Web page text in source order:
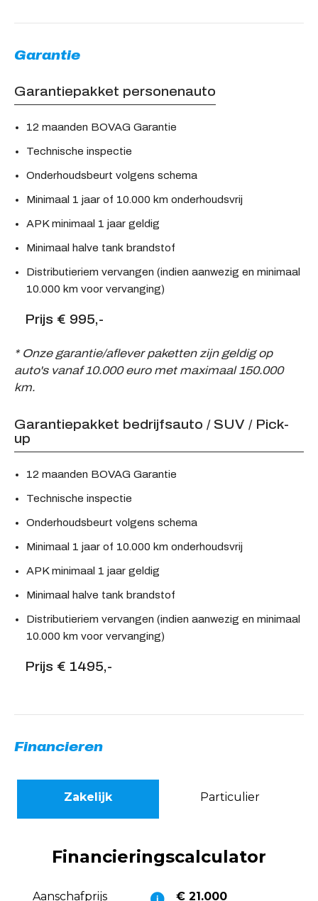
Garantie
Garantiepakket personenauto
12 maanden BOVAG Garantie
Technische inspectie
Onderhoudsbeurt volgens schema
Minimaal 1 jaar of 10.000 km onderhoudsvrij
APK minimaal 1 jaar geldig
Minimaal halve tank brandstof
Distributieriem vervangen (indien aanwezig en minimaal
10.000 km voor vervanging)
Prijs € 995,-
* Onze garantie/aflever paketten zijn geldig op
auto's vanaf 10.000 euro met maximaal 150.000
km.
Garantiepakket bedrijfsauto / SUV / Pick-
up
12 maanden BOVAG Garantie
Technische inspectie
Onderhoudsbeurt volgens schema
Minimaal 1 jaar of 10.000 km onderhoudsvrij
APK minimaal 1 jaar geldig
Minimaal halve tank brandstof
Distributieriem vervangen (indien aanwezig en minimaal
10.000 km voor vervanging)
Prijs € 1495,-
Financieren